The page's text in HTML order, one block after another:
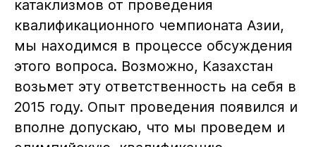
катаклизмов от проведения
квалификационного чемпионата Азии,
мы находимся в процессе обсуждения
этого вопроса. Возможно, Казахстан
возьмет эту ответственность на себя в
2015 году. Опыт проведения появился и
вполне допускаю, что мы проведем и